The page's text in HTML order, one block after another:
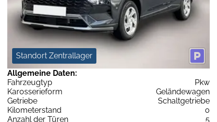
Standort Zentrallager
Allgemeine Daten:
Fahrzeugtyp
Pkw
Karosserieform
Geländewagen
Getriebe
Schaltgetriebe
Kilometerstand
0
Anzahl der Türen
5